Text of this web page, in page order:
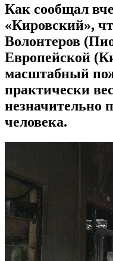
Как сообщал
«Кировский»,
Волонтеров
Европейской
масштабный
практически
незначительно
человека.